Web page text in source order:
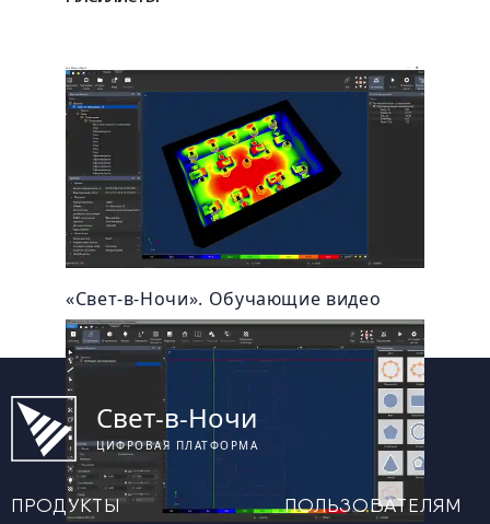
«Свет-в-Ночи». Обучающие видео
Свет-в-Ночи
ЦИФРОВАЯ ПЛАТФОРМА
ПРОДУКТЫ ПОЛЬЗОВАТЕЛЯМ